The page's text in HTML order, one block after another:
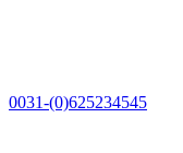
0031-(0)625234545